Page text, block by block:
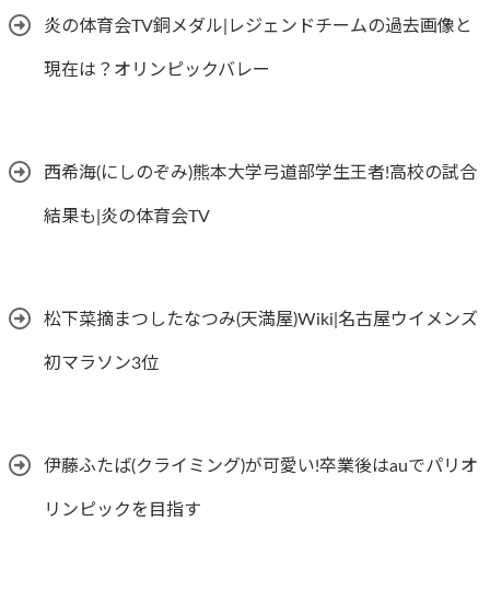
炎の体育会TV銅メダル|レジェンドチームの過去画像と
現在は？オリンピックバレー
西希海(にしのぞみ)熊本大学弓道部学生王者!高校の試合
結果も|炎の体育会TV
松下菜摘まつしたなつみ(天満屋)Wiki|名古屋ウイメンズ
初マラソン3位
伊藤ふたば(クライミング)が可愛い!卒業後はauでパリオ
リンピックを目指す